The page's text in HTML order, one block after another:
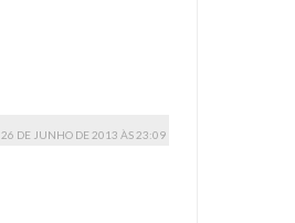
26 DE JUNHO DE 2013 ÀS 23:09